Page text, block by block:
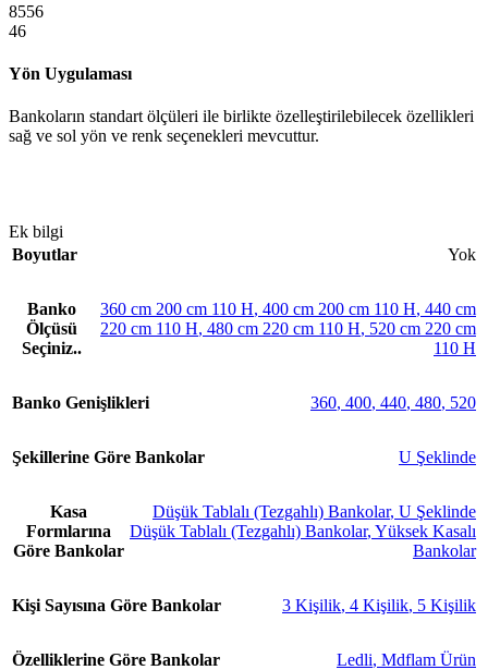
8556
46
Yön Uygulaması
Bankoların standart ölçüleri ile birlikte özelleştirilebilecek özellikleri
sağ ve sol yön ve renk seçenekleri mevcuttur.
Ek bilgi
Boyutlar
Yok
Banko
Ölçüsü
Seçiniz..
360 cm 200 cm 110 H, 400 cm 200 cm 110 H, 440 cm
220 cm 110 H, 480 cm 220 cm 110 H, 520 cm 220 cm
110 H
Banko Genişlikleri 360, 400, 440, 480, 520
Şekillerine Göre Bankolar U Şeklinde
Kasa
Formlarına
Göre Bankolar
Düşük Tablalı (Tezgahlı) Bankolar, U Şeklinde
Düşük Tablalı (Tezgahlı) Bankolar, Yüksek Kasalı
Bankolar
Kişi Sayısına Göre Bankolar 3 Kişilik, 4 Kişilik, 5 Kişilik
Özelliklerine Göre Bankolar Ledli, Mdflam Ürün